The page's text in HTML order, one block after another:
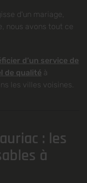
d'un mariage,
nous avons tout ce
d’un service de
de qualité à
les villes voisines.
: les
à